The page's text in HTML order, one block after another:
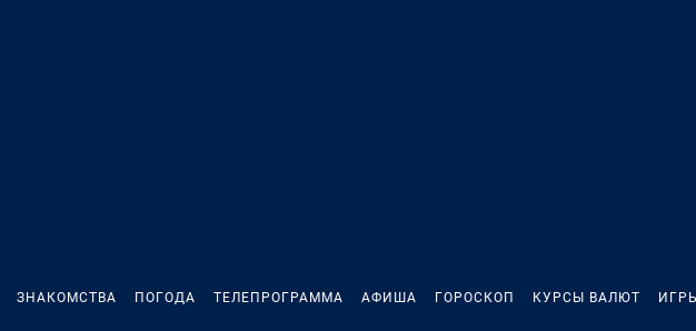
ЗНАКОМСТВА ПОГОДА ТЕЛЕПРОГРАММА АФИША ГОРОСКОП КУРСЫ ВАЛЮТ